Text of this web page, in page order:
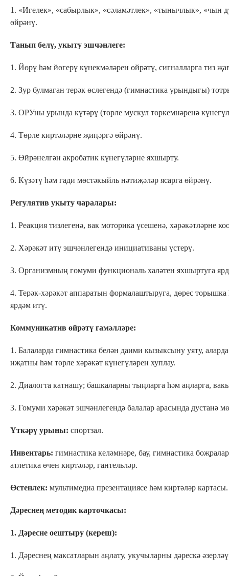
1. «Игелек», «сабырлык», «сәламәтлек», «тынычлык», «чын
өйрәнү.
Танып белү, укыту эшчәнлеге:
1. Йөрү һәм йөгерү күнекмәләрен өйрәтү, сигналларга тиз
2. Зур булмаган терәк өслегендә (гимнастика урындыгы)
3. ОРУны урында күтәрү (төрле мускул төркемнәренә
4. Төрле киртәләрне җиңәргә өйрәнү.
5. Өйрәнелгән акробатик күнегүләрне яхшырту.
6. Күзәтү һәм гади мөстәкыйль нәтиҗәләр ясарга өйрәнү.
Регулятив укыту чаралары:
1. Реакция тизлегенә, вак моторика үсешенә, хәрәкәтләрне
2. Хәрәкәт итү эшчәнлегендә инициативаны үстерү.
3. Организмның гомуми функциональ халәтен яхшыртуга
4. Терәк-хәрәкәт аппаратын формалаштыруга, дөрес
ярдәм итү.
Коммуникатив өйрәтү гамәлләре:
1. Балаларда гимнастика белән даими кызыксыну уяту,
иҗатны һәм төрле хәрәкәт күнегүләрен хуплау.
2. Диалогта катнашу; башкаларны тыңларга һәм аңларга,
3. Гомуми хәрәкәт эшчәнлегендә балалар арасында дустанә
Үткәрү урыны: спортзал.
Инвентарь: гимнастика келәмнәре, бау, гимнастика
атлетика өчен киртәләр, гантельләр.
Өстенлек: мультимедиа презентациясе һәм киртәләр картасы.
Дәреснең методик карточкасы:
1. Дәресне оештыру (кереш):
1. Дәреснең максатларын аңлату, укучыларны дәрескә